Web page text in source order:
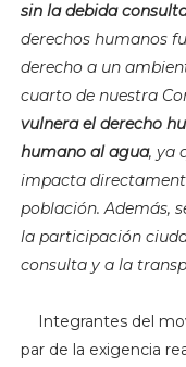
sin la debida
derechos humanos
derecho a un
cuarto de nuestra
vulnera el derecho
humano al agua, ya
impacta
población. Además,
la participación
consulta y a la
Integrantes del
par de la exigencia